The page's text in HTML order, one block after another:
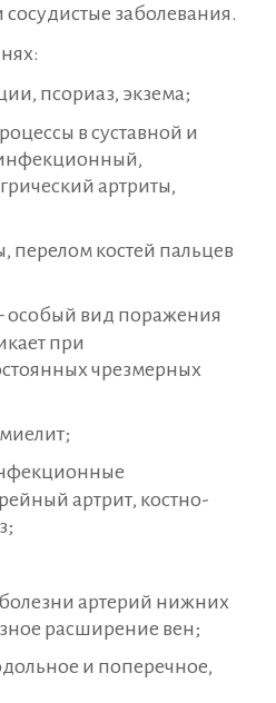
заболевания.
псориаз, экзема;
в суставной и
артриты,
перелом костей пальцев
особый вид поражения
при
чрезмерных
артрит, костно-
артерий нижних
расширение вен;
и поперечное,